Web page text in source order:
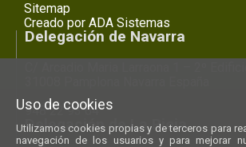
Sitemap
Creado por ADA Sistemas
Delegación de Navarra
948 22 93 64
Delegación de La Rioja
Uso de cookies
Utilizamos cookies propias y de terceros para
navegación de los usuarios y para mejorar